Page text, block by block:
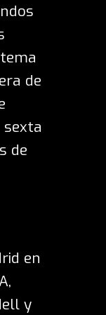
de
de
en
y